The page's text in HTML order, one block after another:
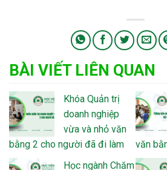
BÀI VIẾT LIÊN QUAN
Khóa Quản trị
doanh nghiệp
vừa và nhỏ văn
bằng 2 cho người đã đi làm
văn
Học ngành Chăm